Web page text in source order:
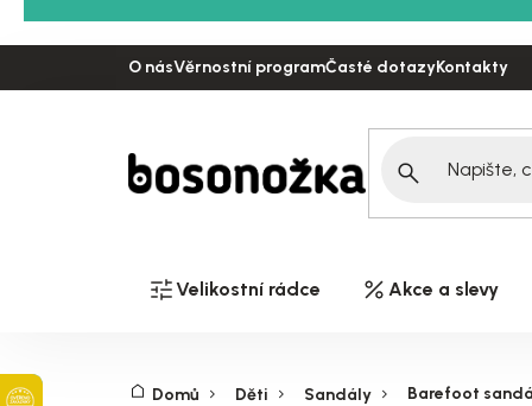
na
O násVěrnostní programČasté dotazyKontakty
Velikostní rádce Akce a slevy
Domů Děti Sandály Barefoot